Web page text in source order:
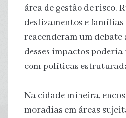
área de gestão de risco.
deslizamentos e famílias
reacenderam um
desses impactos
com políticas
Na cidade mineira,
moradias em áreas